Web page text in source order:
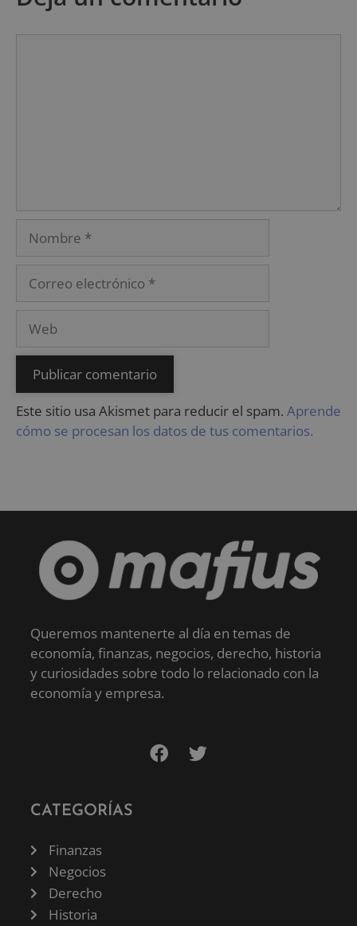
Este sitio usa Akismet para reducir el spam. Aprende
cómo se procesan los datos de tus comentarios.
Queremos mantenerte al día en temas de
economía, finanzas, negocios, derecho, historia
y curiosidades sobre todo lo relacionado con la
economía y empresa.
CATEGORÍAS
Finanzas
Negocios
Derecho
Historia